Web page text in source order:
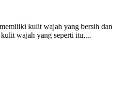
kulit wajah yang bersih dan
wajah yang seperti itu,...